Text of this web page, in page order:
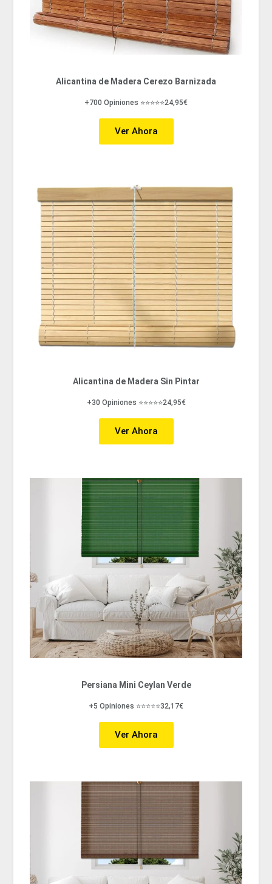
Alicantina de Madera Cerezo Barnizada
+700 Opiniones ⭐⭐⭐⭐⭐24,95€
Ver Ahora
Alicantina de Madera Sin Pintar
+30 Opiniones ⭐⭐⭐⭐⭐24,95€
Ver Ahora
Persiana Mini Ceylan Verde
+5 Opiniones ⭐⭐⭐⭐⭐32,17€
Ver Ahora